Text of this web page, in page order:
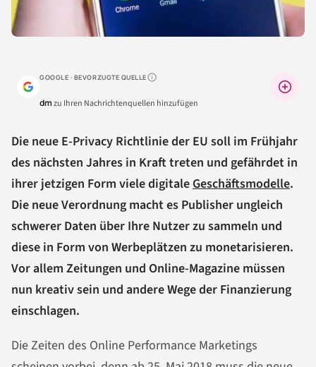
GOOGLE · BEVORZUGTE QUELLEWarum lohnt sich das?
dmzu Ihren Nachrichtenquellen hinzufügen
Die neue E-Privacy Richtlinie der EU soll im Frühjahr
des nächsten Jahres in Kraft treten und gefährdet in
ihrer jetzigen Form viele digitale Geschäftsmodelle.
Die neue Verordnung macht es Publisher ungleich
schwerer Daten über Ihre Nutzer zu sammeln und
diese in Form von Werbeplätzen zu monetarisieren.
Vor allem Zeitungen und Online-Magazine müssen
nun kreativ sein und andere Wege der Finanzierung
einschlagen.
Die Zeiten des Online Performance Marketings